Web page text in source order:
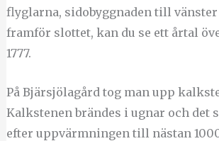
flyglarna, sidobyggnaden till vänster
framför slottet, kan du se ett årtal
1777.
På Bjärsjölagård tog man upp
Kalkstenen brändes i ugnar och det
efter uppvärmningen till nästan